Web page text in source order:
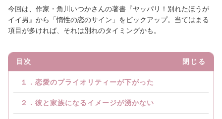
今回は、作家・角川いつかさんの著書『ヤッパリ！別れたほうが
イイ男』から「惰性の恋のサイン」をピックアップ。当てはまる
項目が多ければ、それは別れのタイミングかも。
目次 閉じる
１．恋愛のプライオリティーが下がった
２．彼と家族になるイメージが湧かない